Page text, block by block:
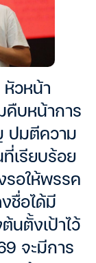
วหน้า
คืบหน้าการ
ปมตีความ
ที่เรียบร้อย
รอให้พรรค
ชื่อได้มี
นตั้งเป้าไว้
จะมีการ